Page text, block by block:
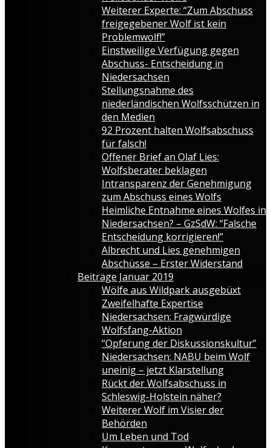
Weiterer Experte: “Zum Abschuss
freigegebener Wolf ist kein
Problemwolf!”
Einstweilige Verfügung gegen
Abschuss- Entscheidung in
Niedersachsen
Stellungsnahme des
niederländischen Wolfsschützen in
den Medien
92 Prozent halten Wolfsabschuss
für falsch!
Offener Brief an Olaf Lies:
Wolfsberater beklagen
Intransparenz der Genehmigung
zum Abschuss eines Wolfs
Heimliche Entnahme eines Wolfes in
Niedersachsen? – GzSdW: “Falsche
Entscheidung korrigieren!”
Albrecht und Lies genehmigen
Abschüsse – Erster Widerstand
Beiträge Januar 2019
Wölfe aus Wildpark ausgebüxt
Zweifelhafte Expertise
Niedersachsen: Fragwürdige
Wolfsfang-Aktion
“Opferung der Diskussionskultur”
Niedersachsen: NABU beim Wolf
uneinig – jetzt Klarstellung
Rückt der Wolfsabschuss in
Schleswig-Holstein näher?
Weiterer Wolf im Visier der
Behörden
Um Leben und Tod